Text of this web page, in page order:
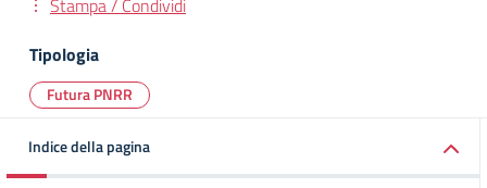
Stampa / Condividi
Tipologia
Futura PNRR
Indice della pagina